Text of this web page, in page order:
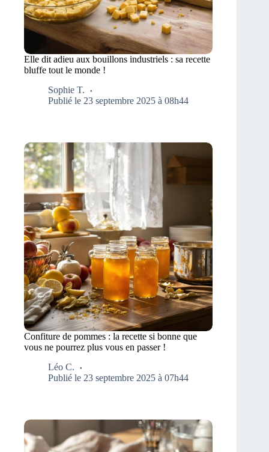
Elle dit adieu aux bouillons industriels : sa recette
bluffe tout le monde !
Sophie T.
Publié le 23 septembre 2025 à 08h44
Confiture de pommes : la recette si bonne que
vous ne pourrez plus vous en passer !
Léo C.
Publié le 23 septembre 2025 à 07h44